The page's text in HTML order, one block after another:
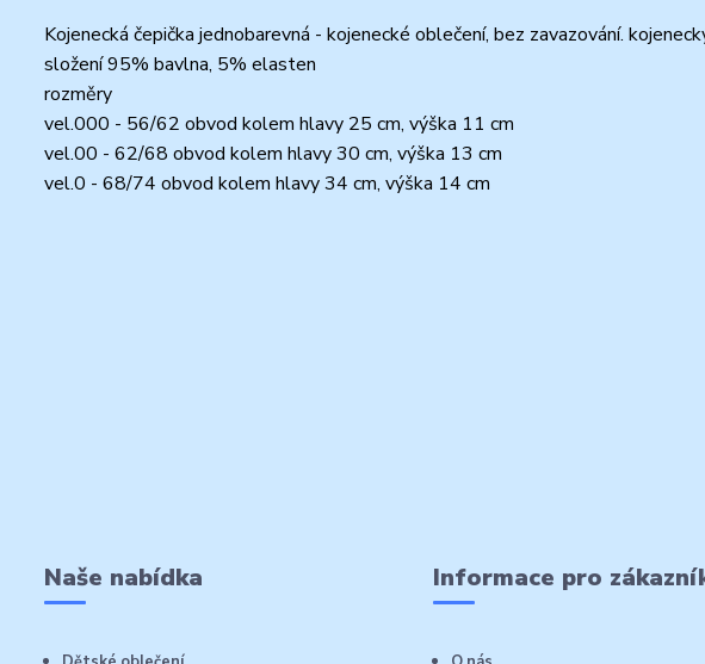
Kojenecká čepička jednobarevná - kojenecké oblečení, bez zavazování.
složení 95% bavlna, 5% elasten
rozměry
vel.000 - 56/62 obvod kolem hlavy 25 cm, výška 11 cm
vel.00 - 62/68 obvod kolem hlavy 30 cm, výška 13 cm
vel.0 - 68/74 obvod kolem hlavy 34 cm, výška 14 cm
Naše nabídka Informace pro